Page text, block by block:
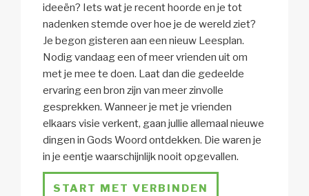
ideeën? Iets wat je recent hoorde en je tot
nadenken stemde over hoe je de wereld ziet?
Je begon gisteren aan een nieuw Leesplan.
Nodig vandaag een of meer vrienden uit om
met je mee te doen. Laat dan die gedeelde
ervaring een bron zijn van meer zinvolle
gesprekken. Wanneer je met je vrienden
elkaars visie verkent, gaan jullie allemaal nieuwe
dingen in Gods Woord ontdekken. Die waren je
in je eentje waarschijnlijk nooit opgevallen.
START MET VERBINDEN